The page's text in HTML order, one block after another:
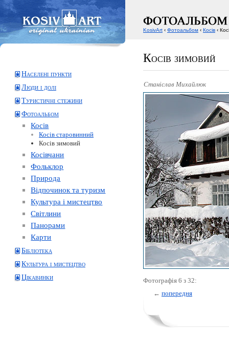
Косів зимовий
Населені пункти
Люди і долі
Туристичні стежини
Фотоальбом
Косів
Косів старовинний
Косів зимовий
Косівчани
Фольклор
Природа
Відпочинок та туризм
Культура і мистецтво
Світлини
Панорами
Карти
Бібліотека
Культура і мистецтво
Цікавинки
Станіслав Михайлюк
Фотографія 6 з 32:
← попередня
KosivArt ‹ Фотоальбом ‹ Косів ‹